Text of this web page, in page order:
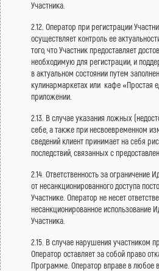
Участника.
2.12. Оператор при регистрации
осуществляет контроль ее
того, что Участник предоставляет
необходимую для регистрации, и
в актуальном состоянии путем
кулинармаркетах или кафе «Простая
приложении.
2.13. В случае указания ложных
себе, а также при несвоевременном
сведений клиент принимает на себя
последствий, связанных с
2.14. Ответственность за ограничение
от несанкционированного доступа
Участнике. Оператор не несет
несанкционированное использование
Участника.
2.15. В случае нарушения участником
Оператор оставляет за собой право
Программе. Оператор вправе в любое